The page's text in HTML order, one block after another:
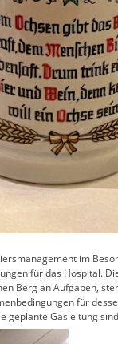
im
für das Hospital.
Berg an Aufgaben,
für
geplante Gasleitung